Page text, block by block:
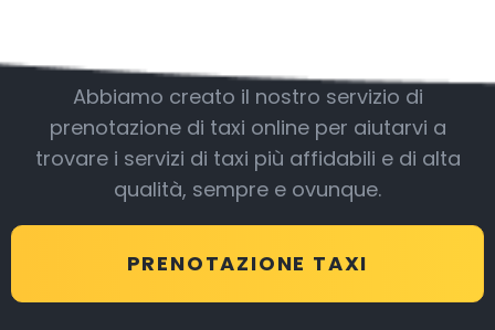
Abbiamo creato il nostro servizio di
prenotazione di taxi online per aiutarvi a
trovare i servizi di taxi più affidabili e di alta
qualità, sempre e ovunque.
PRENOTAZIONE TAXI